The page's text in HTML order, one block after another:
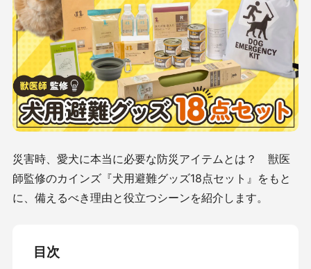
災害時、愛犬に本当に必要な防災アイテムとは？ 獣医
師監修のカインズ『犬用避難グッズ18点セット』をもと
に、備えるべき理由と役立つシーンを紹介します。
目次